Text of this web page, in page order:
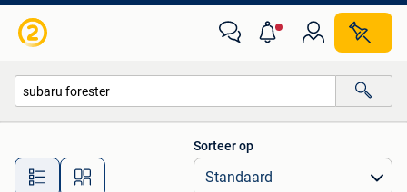
Alle afstanden…
Sorteer op